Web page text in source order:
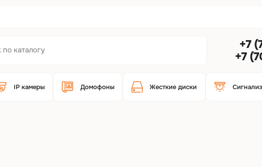
+7
+7
IP камеры Домофоны Жесткие диски